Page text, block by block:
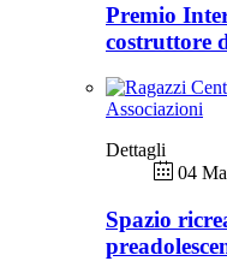
Premio
costruttore
Associazioni
Dettagli
04
Spazio